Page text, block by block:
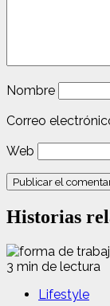
Nombre
Correo
Web
Historias
3 min de lectura
Lifestyle